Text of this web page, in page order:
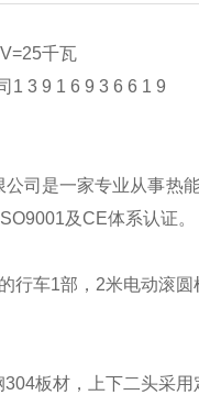
V=25千瓦
1 3 9 1 6 9 3 6 6 1 9
公司是一家专业从事热
及CE体系认证。
行车1部，2米电动滚
板材，上下二头采用